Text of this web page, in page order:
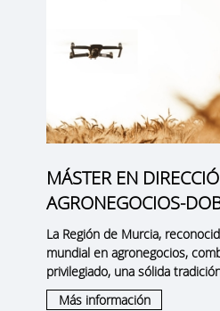
MÁSTER EN
AGRONEGOCIOS-
La Región de Murcia,
mundial en agronegocios,
privilegiado, una sólida
Más información